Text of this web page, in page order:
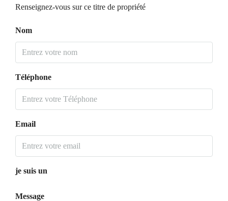
Renseignez-vous sur ce titre de propriété
Nom
Téléphone
Email
je suis un
Message